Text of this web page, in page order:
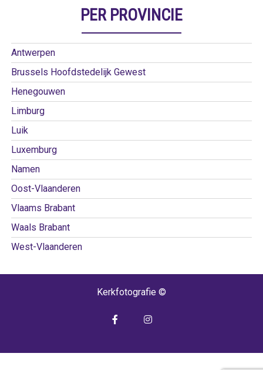
PER PROVINCIE
Antwerpen
Brussels Hoofdstedelijk Gewest
Henegouwen
Limburg
Luik
Luxemburg
Namen
Oost-Vlaanderen
Vlaams Brabant
Waals Brabant
West-Vlaanderen
Kerkfotografie ©